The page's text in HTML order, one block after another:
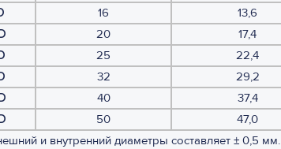
16 13,6
20 17,4
25 22,4
32 29,2
40 37,4
50 47,0
и внутренний диаметры составляет ± 0,5 мм.